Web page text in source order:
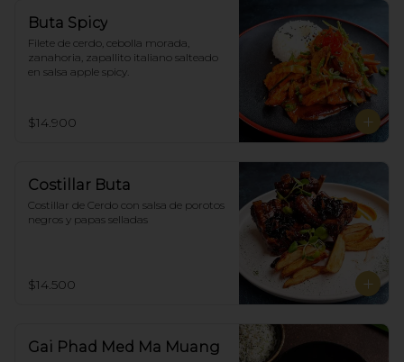
Buta Spicy
Filete de cerdo, cebolla morada,
zanahoria, zapallito italiano salteado
en salsa apple spicy.
$14.900
Costillar Buta
Costillar de Cerdo con salsa de porotos
negros y papas selladas
$14.500
Gai Phad Med Ma Muang